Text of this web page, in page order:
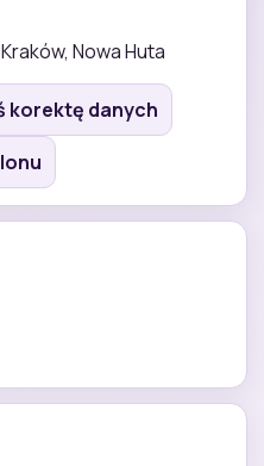
Nowa Huta
korektę danych